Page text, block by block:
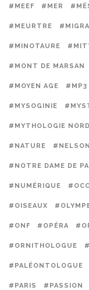
#MEEF #MER
#MEURTRE
#MINOTAURE
#MONT DE MARSAN
#MOYEN AGE #MP3
#MYSOGINIE
#MYTHOLOGIE
#NATURE
#NOTRE DAME DE
#NUMÉRIQUE
#OISEAUX
#ONF #OPÉRA
#ORNITHOLOGUE
#PALÉONTOLOGUE
#PARIS #PASSION